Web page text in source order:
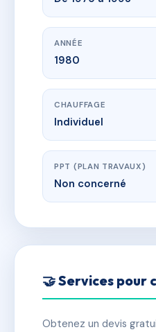
ANNÉE
1980
CHAUFFAGE
Individuel
PPT (PLAN TRAVAUX)
Non concerné
🤝 Services
Obtenez un devis